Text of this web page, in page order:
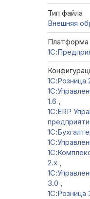
Тип файла
Внешняя
Платформа
1С:Розница
1.6 ,
1С:ERP
2.х ,
3.0 ,
1С:Розница